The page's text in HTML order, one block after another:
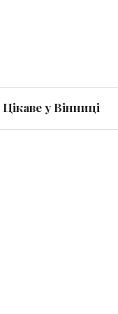
Цікаве у Вінниці